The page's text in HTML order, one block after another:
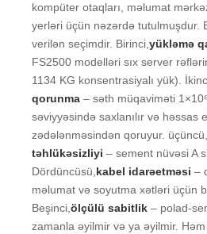
kompüter otaqları, məlumat
yerləri üçün nəzərdə tutulmuşdur.
verilən seçimdir. Birinci,yükləmə
FS2500 modelləri sıx server
1134 KG konsentrasiyalı yük).
qorunma – səth müqaviməti
səviyyəsində saxlanılır və həssas
zədələnməsindən qoruyur.
təhlükəsizliyi – sement nüvəsi A
Dördüncüsü,kabel idarəetməsi –
məlumat və soyutma xətləri üçün
Beşinci,ölçülü sabitlik – polad-
zamanla əyilmir və ya əyilmir.